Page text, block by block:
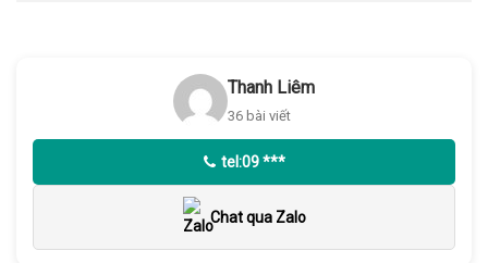
Thanh Liêm
36 bài viết
tel:09 ***
Chat qua Zalo